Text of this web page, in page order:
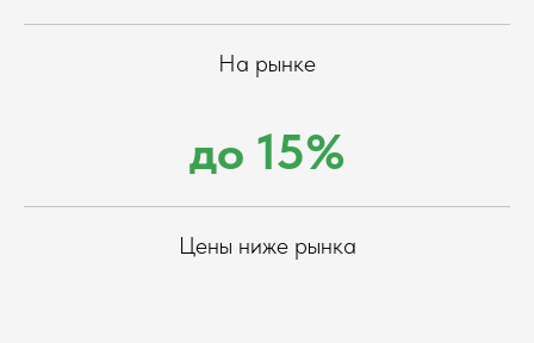
На рынке
до 15%
Цены ниже рынка